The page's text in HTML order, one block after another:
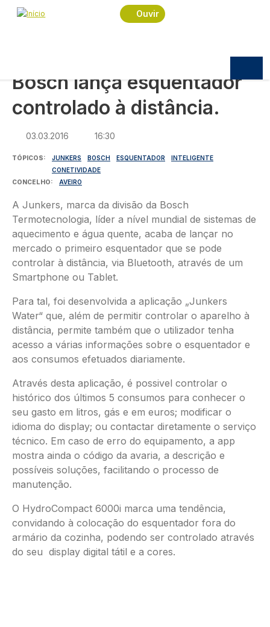
Passar para o conteúdo principal
Ouvir
Navegação estrutural
Início
Sociedade
Bosch lança esquentador controlado à distância.
Bosch lança esquentador
controlado à distância.
03.03.2016 16:30
TÓPICOS JUNKERS BOSCH ESQUENTADOR
INTELIGENTE
CONETIVIDADE
CONCELHO
AVEIRO
A Junkers, marca da divisão da Bosch
Termotecnologia, líder a nível mundial de sistemas de
aquecimento e água quente, acaba de lançar no
mercado o primeiro esquentador que se pode
controlar à distância, via Bluetooth, através de um
Smartphone ou Tablet.
Para tal, foi desenvolvida a aplicação „Junkers
Water“ que, além de permitir controlar o aparelho à
distância, permite também que o utilizador tenha
acesso a várias informações sobre o esquentador e
aos consumos efetuados diariamente.
Através desta aplicação, é possivel controlar o
histórico dos últimos 5 consumos para conhecer o
seu gasto em litros, gás e em euros; modificar o
idioma do display; ou contactar diretamente o serviço
técnico. Em caso de erro do equipamento, a app
mostra ainda o código da avaria, a descrição e
possíveis soluções, facilitando o processo de
manutenção.
O HydroCompact 6000i marca uma tendência,
convidando à colocação do esquentador fora do
armário da cozinha, podendo ser controlado através
do seu display digital tátil e a cores.